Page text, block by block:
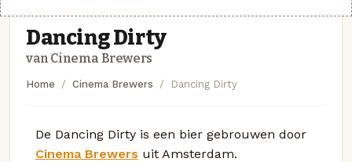
Dancing Dirty
van Cinema Brewers
Home Cinema Brewers Dancing Dirty
De Dancing Dirty is een bier gebrouwen door
Cinema Brewers uit Amsterdam.